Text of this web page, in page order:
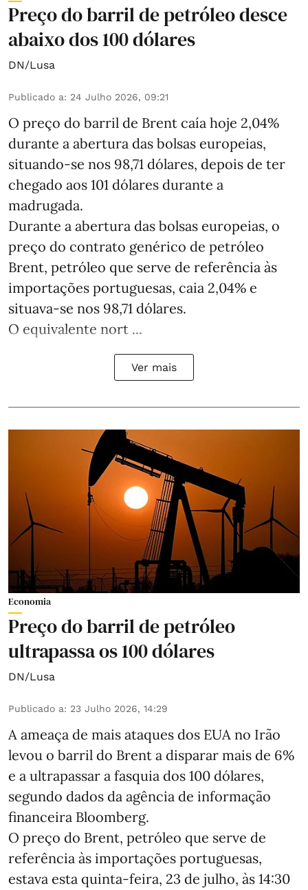
Preço do barril de petróleo desce
abaixo dos 100 dólares
DN/Lusa
Publicado a: 24 Julho 2026, 09:21
O preço do barril de Brent caía hoje 2,04%
durante a abertura das bolsas europeias,
situando-se nos 98,71 dólares, depois de ter
chegado aos 101 dólares durante a
madrugada.
Durante a abertura das bolsas europeias, o
preço do contrato genérico de petróleo
Brent, petróleo que serve de referência às
importações portuguesas, caia 2,04% e
situava-se nos 98,71 dólares.
O equivalente nort ...
Ver mais
Economia
Preço do barril de petróleo
ultrapassa os 100 dólares
DN/Lusa
Publicado a: 23 Julho 2026, 14:29
A ameaça de mais ataques dos EUA no Irão
levou o barril do Brent a disparar mais de 6%
e a ultrapassar a fasquia dos 100 dólares,
segundo dados da agência de informação
financeira Bloomberg.
O preço do Brent, petróleo que serve de
referência às importações portuguesas,
estava esta quinta-feira, 23 de julho, às 14:30